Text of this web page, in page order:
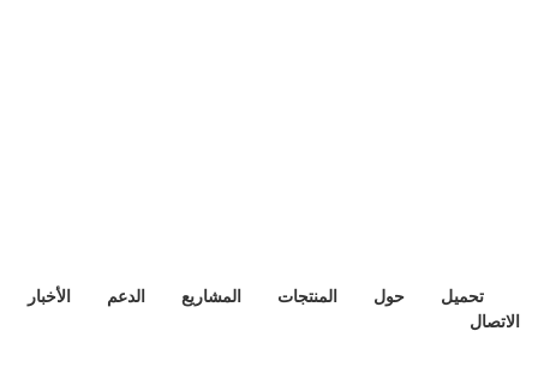
تحميل حول المنتجات المشاريع الدعم
الأخبار
الاتصال